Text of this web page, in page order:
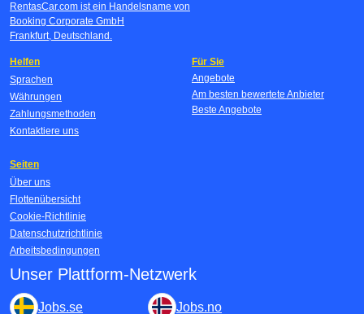
RentasCar.com ist ein Handelsname von
Booking Corporate GmbH
Frankfurt, Deutschland.
Helfen
Sprachen
Währungen
Zahlungsmethoden
Kontaktiere uns
Für Sie
Angebote
Am besten bewertete Anbieter
Beste Angebote
Seiten
Über uns
Flottenübersicht
Cookie-Richtlinie
Datenschutzrichtlinie
Arbeitsbedingungen
Unser Plattform-Netzwerk
Jobs.se Jobs.no